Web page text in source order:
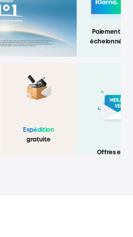
Expédition
gratuite
Paiement
échelonné
Offres